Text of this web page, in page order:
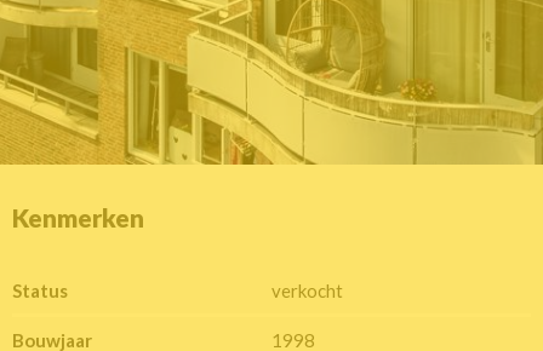
Kenmerken
Status verkocht
Bouwjaar 1998